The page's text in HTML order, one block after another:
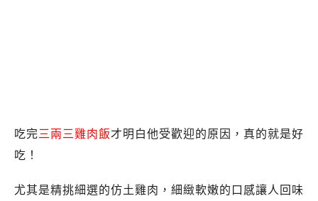
吃完三兩三雞肉飯才明白他受歡迎的原因，真的就是好
吃！
尤其是精挑細選的仿土雞肉，細緻軟嫩的口感讓人回味